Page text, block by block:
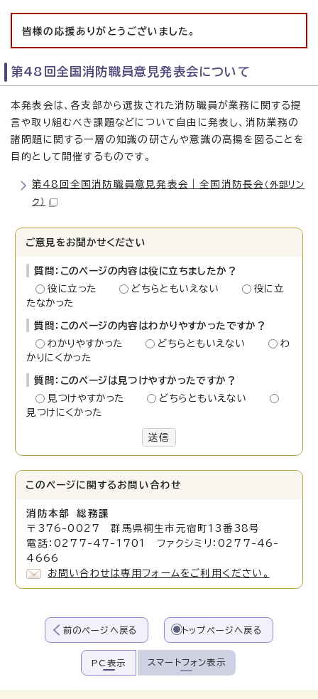
皆様の応援ありがとうございました。
第48回全国消防職員意見発表会について
本発表会は、各支部から選抜された消防職員が業務に関する提
言や取り組むべき課題などについて自由に発表し、消防業務の
諸問題に関する一層の知識の研さんや意識の高揚を図ることを
目的として開催するものです。
第48回全国消防職員意見発表会｜全国消防長会 （外部リン
ク）
ご意見をお聞かせください
質問：このページの内容は役に立ちましたか？
役に立った
どちらともいえない
役に立
たなかった
質問：このページの内容はわかりやすかったですか？
わかりやすかった
どちらともいえない
わ
かりにくかった
質問：このページは見つけやすかったですか？
見つけやすかった
どちらともいえない
見つけにくかった
送信
このページに関する お問い合わせ
消防本部 総務課
〒376-0027 群馬県桐生市元宿町13番38号
電話：0277-47-1701 ファクシミリ：0277-46-
4666
お問い合わせは専用フォームをご利用ください。
前のページへ戻る トップページへ戻る
PC表示 スマートフォン表示